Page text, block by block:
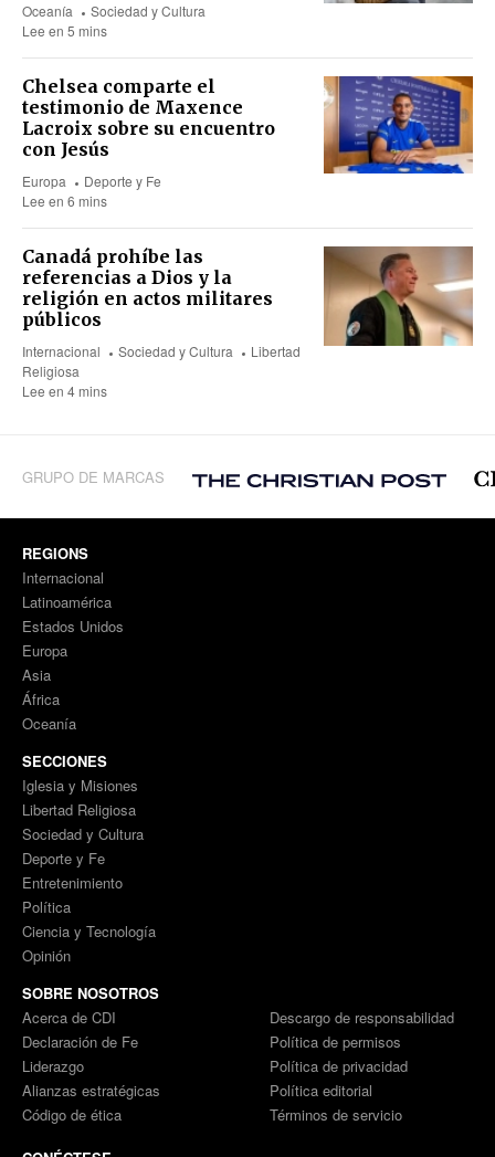
Oceanía
Sociedad y Cultura
Lee en 5 mins
Chelsea comparte el
testimonio de Maxence
Lacroix sobre su encuentro
con Jesús
Europa
Deporte y Fe
Lee en 6 mins
Canadá prohíbe las
referencias a Dios y la
religión en actos militares
públicos
Internacional Sociedad y Cultura
Libertad
Religiosa
Lee en 4 mins
GRUPO DE MARCAS
REGIONS
Internacional
Latinoamérica
Estados Unidos
Europa
Asia
África
Oceanía
SECCIONES
Iglesia y Misiones
Libertad Religiosa
Sociedad y Cultura
Deporte y Fe
Entretenimiento
Política
Ciencia y Tecnología
Opinión
SOBRE NOSOTROS
Acerca de CDI
Declaración de Fe
Liderazgo
Alianzas estratégicas
Código de ética
Descargo de responsabilidad
Política de permisos
Política de privacidad
Política editorial
Términos de servicio